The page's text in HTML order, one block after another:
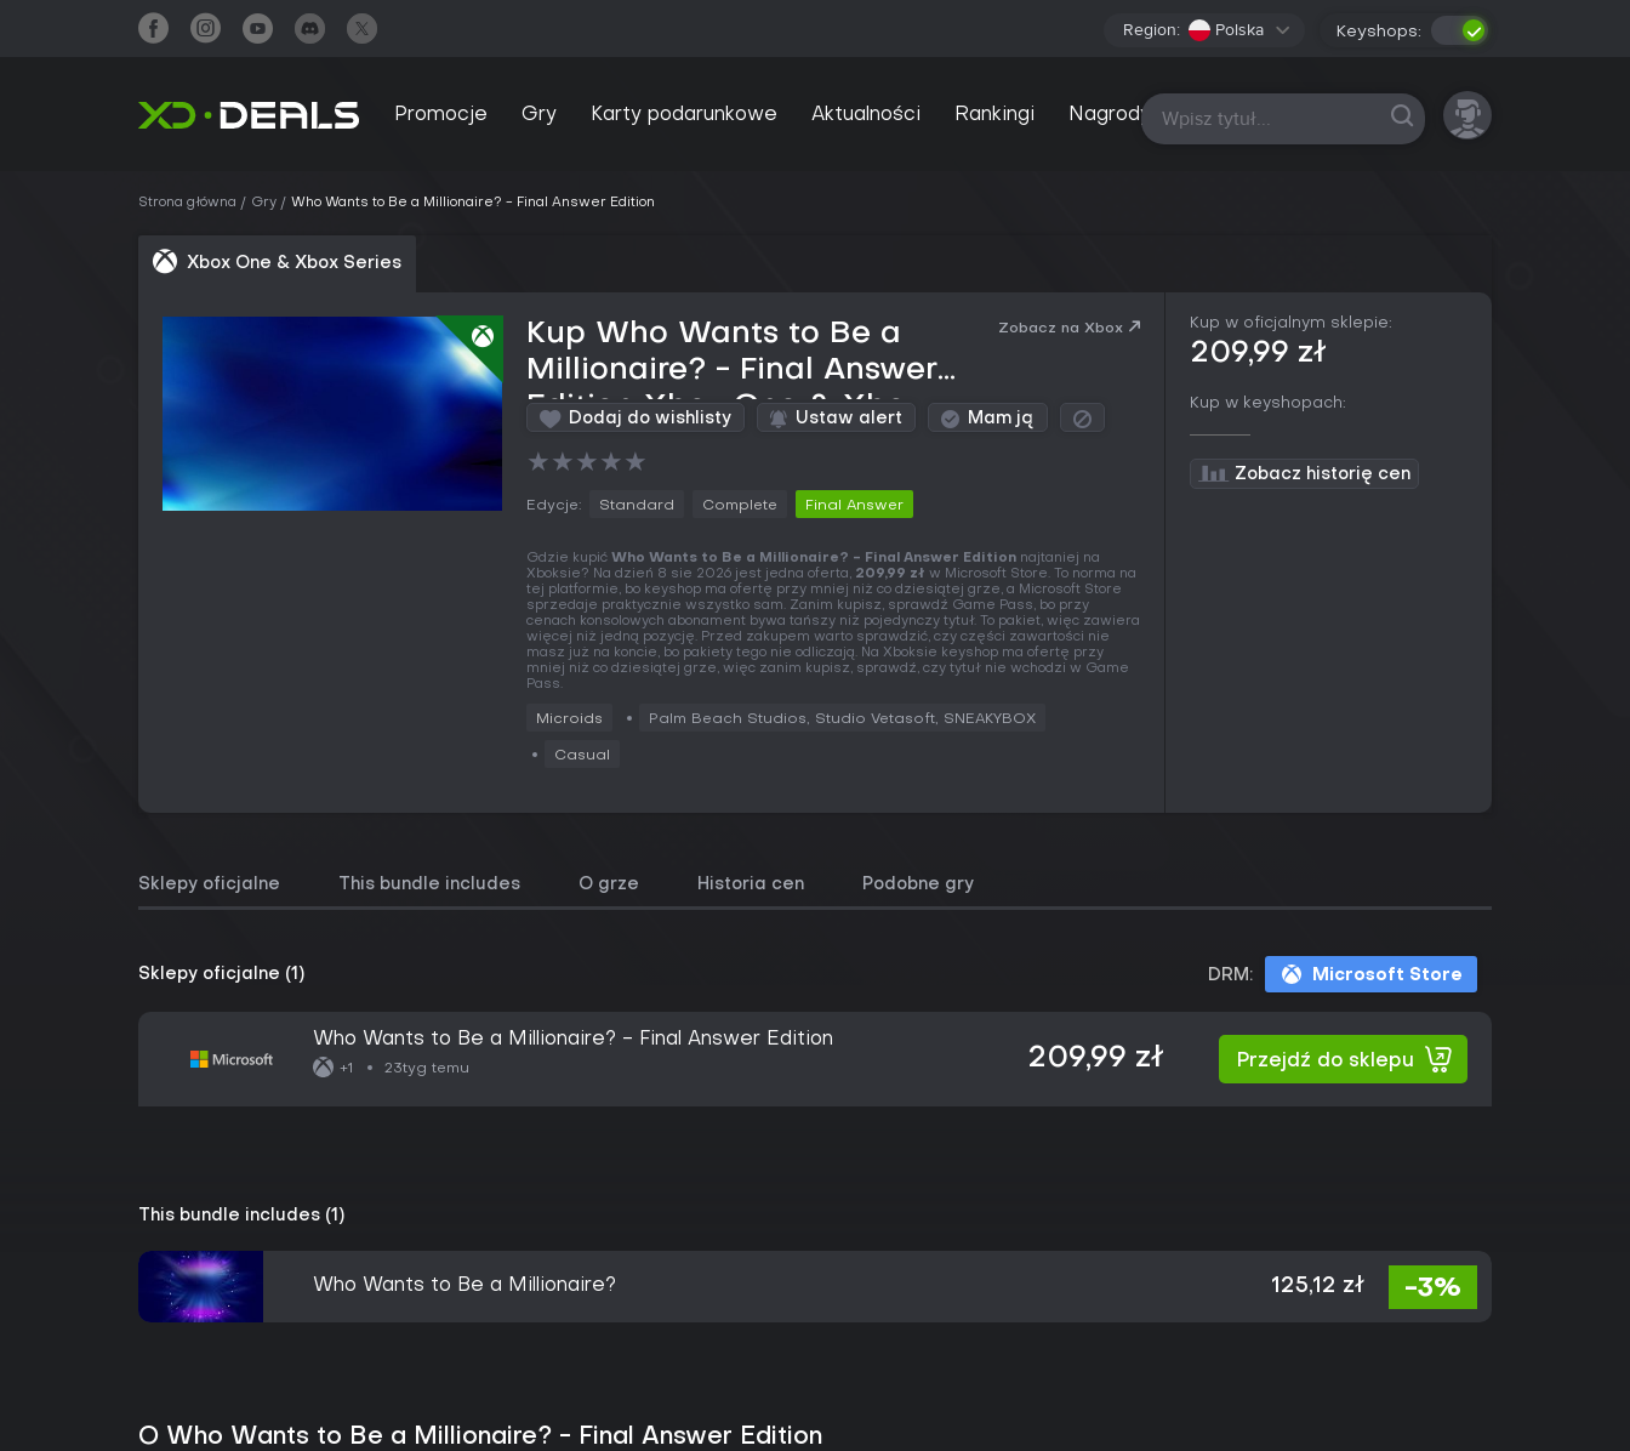
Region: Polska Keyshops:
Promocje Gry Karty podarunkowe Aktualności Rankingi Nagrody Wszystkie platformy
Strona główna Gry Who Wants to Be a Millionaire? - Final Answer Edition
Xbox One & Xbox Series
Kup Who Wants to Be a
Millionaire? - Final Answer
Edition Xbox One & Xbox
Zobacz na Xbox
Dodaj do wishlisty Ustaw alert Mam ją
★★★★★
Edycje: Standard Complete Final Answer
Gdzie kupić Who Wants to Be a Millionaire? - Final Answer Edition najtaniej na
Xboksie? Na dzień 8 sie 2026 jest jedna oferta, 209,99 zł w Microsoft Store. To norma na
tej platformie, bo keyshop ma ofertę przy mniej niż co dziesiątej grze, a Microsoft Store
sprzedaje praktycznie wszystko sam. Zanim kupisz, sprawdź Game Pass, bo przy
cenach konsolowych abonament bywa tańszy niż pojedynczy tytuł. To pakiet, więc zawiera
więcej niż jedną pozycję. Przed zakupem warto sprawdzić, czy części zawartości nie
masz już na koncie, bo pakiety tego nie odliczają. Na Xboksie keyshop ma ofertę przy
mniej niż co dziesiątej grze, więc zanim kupisz, sprawdź, czy tytuł nie wchodzi w Game
Pass.
Microids Palm Beach Studios, Studio Vetasoft, SNEAKYBOX
Casual
Kup w oficjalnym sklepie:
209,99 zł
Kup w keyshopach:
Zobacz historię cen
Sklepy oficjalne This bundle includes O grze Historia cen Podobne gry
Sklepy oficjalne (1) DRM: Microsoft Store
Who Wants to Be a Millionaire? - Final Answer Edition
+1 23tyg temu 209,99 zł Przejdź do sklepu
This bundle includes (1)
Who Wants to Be a Millionaire? 125,12 zł -3%
O Who Wants to Be a Millionaire? - Final Answer Edition